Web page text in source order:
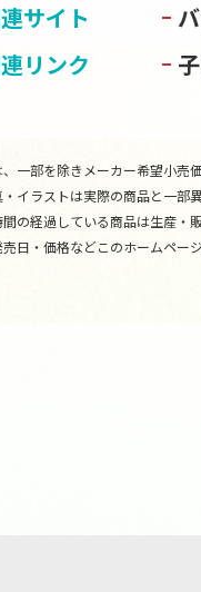
サイト
リンク
一部を除きメーカー希望小売
イラストは実際の商品と一部
の経過している商品は生産・
日・価格などこのホームペー